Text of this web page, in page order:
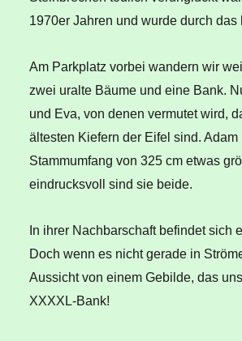
1970er Jahren und wurde durch das
Am Parkplatz vorbei wandern wir
zwei uralte Bäume und eine Bank.
und Eva, von denen vermutet wird,
ältesten Kiefern der Eifel sind.
Stammumfang von 325 cm etwas
eindrucksvoll sind sie beide.
In ihrer Nachbarschaft befindet sich
Doch wenn es nicht gerade in
Aussicht von einem Gebilde, das
XXXXL-Bank!